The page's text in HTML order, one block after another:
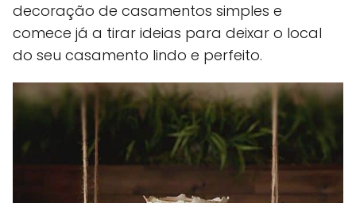
decoração de casamentos simples e
comece já a tirar ideias para deixar o local
do seu casamento lindo e perfeito.